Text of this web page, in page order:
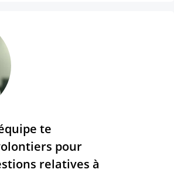
te
pour
relatives à